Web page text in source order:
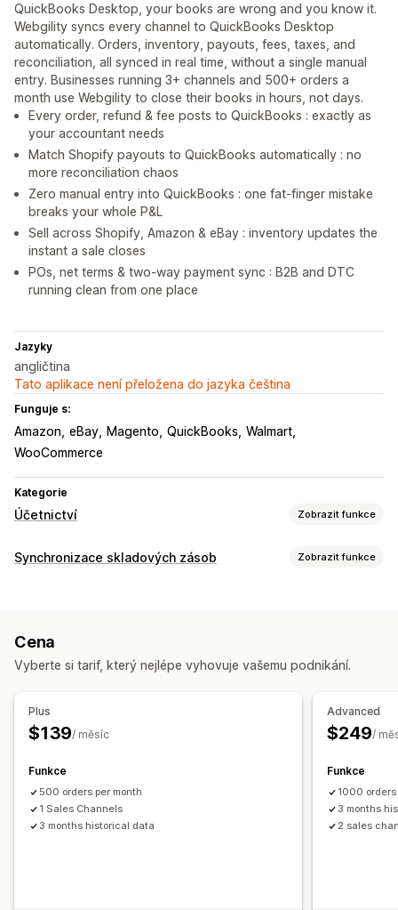
QuickBooks Desktop, your books are wrong and you know it.
Webgility syncs every channel to QuickBooks Desktop
automatically. Orders, inventory, payouts, fees, taxes, and
reconciliation, all synced in real time, without a single manual
entry. Businesses running 3+ channels and 500+ orders a
month use Webgility to close their books in hours, not days.
Every order, refund & fee posts to QuickBooks : exactly as
your accountant needs
Match Shopify payouts to QuickBooks automatically : no
more reconciliation chaos
Zero manual entry into QuickBooks : one fat-finger mistake
breaks your whole P&L
Sell across Shopify, Amazon & eBay : inventory updates the
instant a sale closes
POs, net terms & two-way payment sync : B2B and DTC
running clean from one place
Jazyky
angličtina
Tato aplikace není přeložena do jazyka čeština
Funguje s:
Amazon eBay Magento QuickBooks Walmart
WooCommerce
Kategorie
Účetnictví Zobrazit funkce
Finanční výkazy
Panel výkonnosti
Účtování a fakturace
Aktualizace zásob
Více kanálů
Souhrn denních prodejů
Transakce
Výplaty
Skladové zásoby a produkt
Synchronizace skladových zásob v reálném čase
Nacenění
Synchronizace skladových zásob Zobrazit funkce
Jednotky SKU
Hromadná
V reálném čase Naplánovaná
Aktualizace objednávek
Upozornění na nízké zásoby
Stav v reálném čase
Cena
Vyberte si tarif, který nejlépe vyhovuje vašemu podnikání.
Plus
$139/ měsíc
Funkce
500 orders per month
1 Sales Channels
3 months historical data
Advanced
$249/
Funkce
1000
3 months
2 sales